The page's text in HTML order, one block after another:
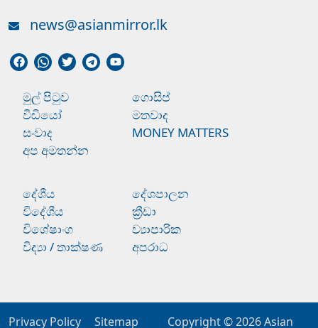
news@asianmirror.lk
මුල් පිටුව
ගොසිප්
වීඩියෝ
මතවාද
සංවාද
MONEY MATTERS
අප අමතන්න
දේශීය
දේශපාලන
විදේශීය
ක්‍රීඩා
විශේෂාංග
ව්‍යාපාරික
විද්‍යා / තාක්ෂණ
අපරාධ
Privacy Policy Sitemap Copyright © 2026Asian